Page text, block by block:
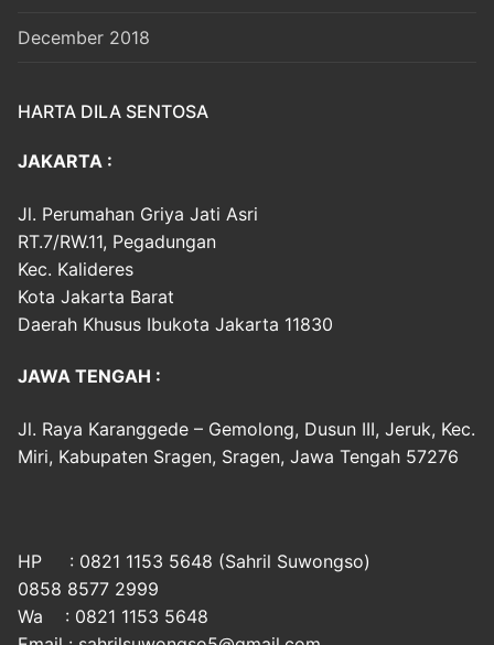
December 2018
HARTA DILA SENTOSA
JAKARTA :
Jl. Perumahan Griya Jati Asri
RT.7/RW.11, Pegadungan
Kec. Kalideres
Kota Jakarta Barat
Daerah Khusus Ibukota Jakarta 11830
JAWA TENGAH :
Jl. Raya Karanggede – Gemolong, Dusun III, Jeruk, Kec.
Miri, Kabupaten Sragen, Sragen, Jawa Tengah 57276
HP : 0821 1153 5648 (Sahril Suwongso)
0858 8577 2999
Wa : 0821 1153 5648